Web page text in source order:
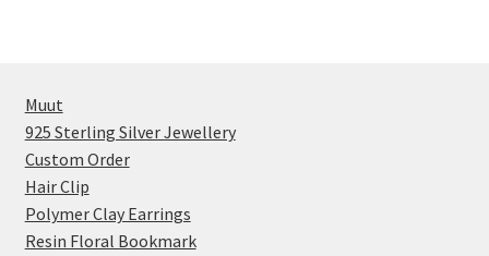
Muut
925 Sterling Silver Jewellery
Custom Order
Hair Clip
Polymer Clay Earrings
Resin Floral Bookmark